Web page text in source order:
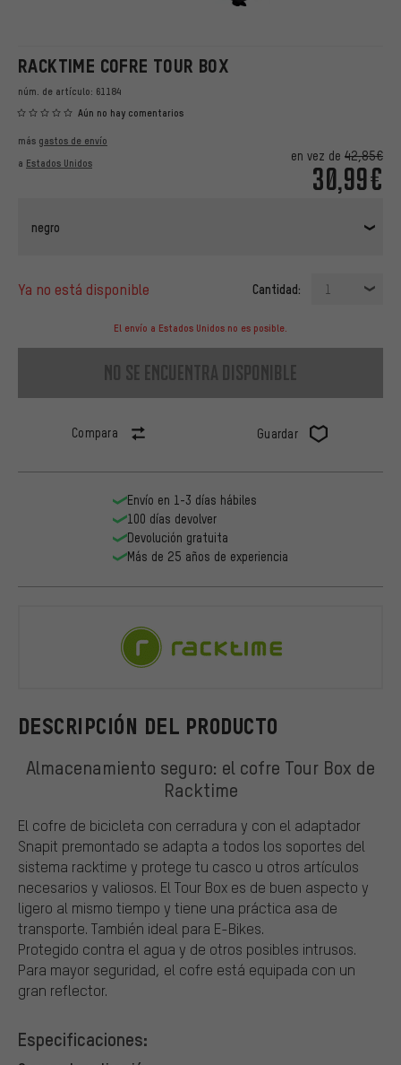
RACKTIME COFRE TOUR BOX
núm. de artículo: 61184
Aún no hay comentarios
en vez de 42,85€
30,99€
más gastos de envío
a Estados Unidos
negro
ya no está disponible Cantidad: 1
El envío a Estados Unidos no es posible.
no se encuentra disponible
Compara Guardar
DESCRIPCIÓN DEL PRODUCTO
Almacenamiento seguro: el cofre Tour Box de
Racktime
El cofre de bicicleta con cerradura y con el adaptador
Snapit premontado se adapta a todos los soportes del
sistema racktime y protege tu casco u otros artículos
necesarios y valiosos. El Tour Box es de buen aspecto y
ligero al mismo tiempo y tiene una práctica asa de
transporte. También ideal para E-Bikes.
Protegido contra el agua y de otros posibles intrusos.
Para mayor seguridad, el cofre está equipada con un
gran reflector.
Especificaciones:
Envío en 1-3 días hábiles
100 días devolver
Devolución gratuita
Más de 25 años de experiencia
Racktime